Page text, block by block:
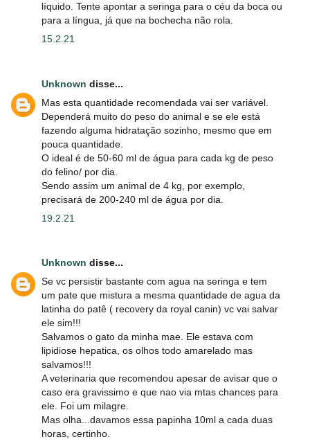
líquido. Tente apontar a seringa para o céu da boca ou
para a língua, já que na bochecha não rola.
15.2.21
Unknown disse...
Mas esta quantidade recomendada vai ser variável.
Dependerá muito do peso do animal e se ele está
fazendo alguma hidratação sozinho, mesmo que em
pouca quantidade.
O ideal é de 50-60 ml de água para cada kg de peso
do felino/ por dia.
Sendo assim um animal de 4 kg, por exemplo,
precisará de 200-240 ml de água por dia.
19.2.21
Unknown disse...
Se vc persistir bastante com agua na seringa e tem
um pate que mistura a mesma quantidade de agua da
latinha do patê ( recovery da royal canin) vc vai salvar
ele sim!!!
Salvamos o gato da minha mae. Ele estava com
lipidiose hepatica, os olhos todo amarelado mas
salvamos!!!
A veterinaria que recomendou apesar de avisar que o
caso era gravissimo e que nao via mtas chances para
ele. Foi um milagre.
Mas olha...davamos essa papinha 10ml a cada duas
horas, certinho.